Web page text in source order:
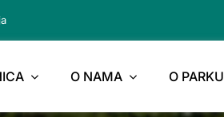
O NAMA O PARKU